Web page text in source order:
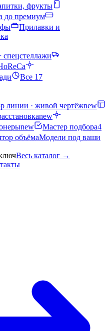
фрукты
до премиум
Прилавки и
спецстеллажи
Все 17
линии · живой чертёжnew
new
new Мастер подбора4
объёмаМодели под ваши
Весь каталог →